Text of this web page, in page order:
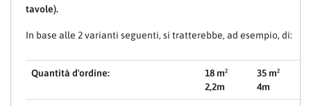
tavole).
In base alle 2 varianti seguenti, si tratterebbe, ad esempio, di:
Quantità d'ordine:
18 m²
2,2m
35 m²
4m